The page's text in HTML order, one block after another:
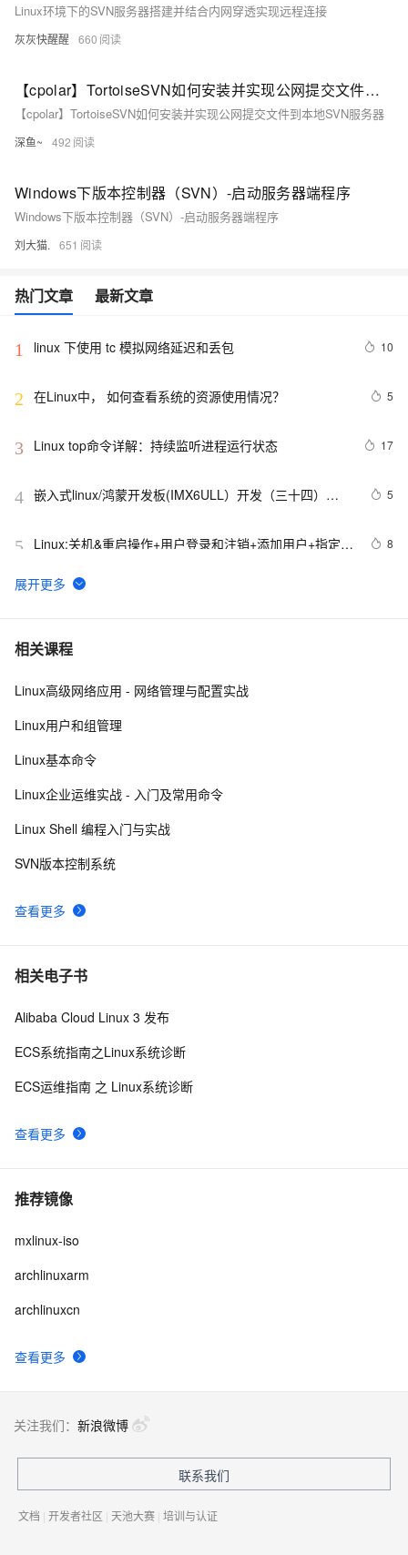
Linux环境下的SVN服务器搭建并结合内网穿透实现远程连接
灰灰快醒醒 660
【cpolar】TortoiseSVN如何安装并实现公网提交文件到本地SVN服务器
【cpolar】TortoiseSVN如何安装并实现公网提交文件到本地SVN服务器
深鱼~ 492
Windows下版本控制器（SVN）-启动服务器端程序
Windows下版本控制器（SVN）-启动服务器端程序
刘大猫. 651
热门文章 最新文章
1 linux 下使用 tc 模拟网络延迟和丢包 10
2 在Linux中， 如何查看系统的资源使用情况？ 5
3 Linux top命令详解：持续监听进程运行状态 17
4 嵌入式linux/鸿蒙开发板(IMX6ULL）开发（三十四）
5
5
Linux:关机&重启操作+用户登录和注销+添加用户+指定/
用户/登录用户+用户组+修改用户的组+用户组和相关文件
8
6 linux主机模式（Host-Only）的网络配置
7 VMware安装Linux第一天
8 Linux运维不可不知的性能监控和调试工具
hacking
10 Linux下可以替换运行中的程序么？
相关课程
查看更多
Linux高级网络应用 - 网络管理与配置实战
Linux用户和组管理
Linux基本命令
Linux企业运维实战 - 入门及常用命令
Linux Shell 编程入门与实战
SVN版本控制系统
相关电子书
查看更多
Alibaba Cloud Linux 3 发布
ECS系统指南之Linux系统诊断
ECS运维指南 之 Linux系统诊断
推荐镜像
查看更多
mxlinux-iso
archlinuxarm
archlinuxcn
关注我们： 新浪微博
联系我们
文档 | 开发者社区 | 天池大赛 | 培训与认证